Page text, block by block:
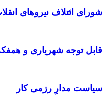
شورای ائتلاف نیروهای
قابل توجه شهریاری و
سیاست مدارِ رزمی کار